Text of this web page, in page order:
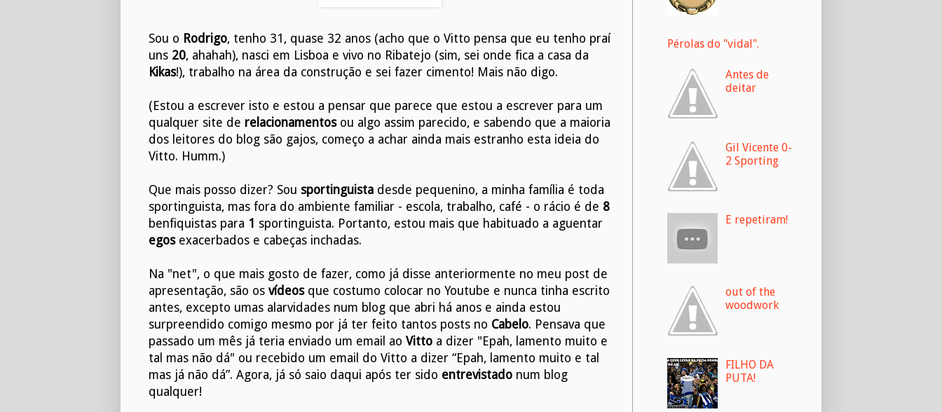
Sou o Rodrigo, tenho 31, quase 32 anos (acho que o Vitto pensa que eu tenho praí
uns 20, ahahah), nasci em Lisboa e vivo no Ribatejo (sim, sei onde fica a casa da
Kikas!), trabalho na área da construção e sei fazer cimento! Mais não digo.
(Estou a escrever isto e estou a pensar que parece que estou a escrever para um
qualquer site de relacionamentosou algo assim parecido, e sabendo que a maioria
dos leitores do blog são gajos, começo a achar ainda mais estranho esta ideia do
Vitto. Humm.)
Que mais posso dizer? Sou sportinguista desde pequenino, a minha família é toda
sportinguista, mas fora do ambiente familiar - escola, trabalho, café - o rácio é de 8
benfiquistas para 1 sportinguista. Portanto, estou mais que habituado a aguentar
egosexacerbados e cabeças inchadas.
Na "net", o que mais gosto de fazer, como já disse anteriormente no meu post de
apresentação, são os vídeosque costumo colocar no Youtube e nunca tinha escrito
antes, excepto umas alarvidades num blog que abri há anos e ainda estou
surpreendido comigo mesmo por já ter feito tantos posts no Cabelo. Pensava que
passado um mês já teria enviado um email ao Vitto a dizer "Epah, lamento muito e
tal mas não dá" ou recebido um email do Vitto a dizer “Epah, lamento muito e tal
mas já não dá”. Agora, já só saio daqui após ter sido entrevistado num blog
qualquer!
Pérolas do "vidal".
Antes de
deitar
Gil Vicente 0-
2 Sporting
E repetiram!
out of the
woodwork
FILHO DA
PUTA!